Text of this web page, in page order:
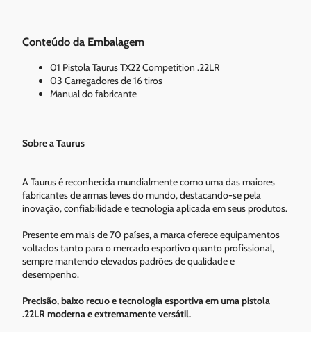
Conteúdo da Embalagem
01 Pistola Taurus TX22 Competition .22LR
03 Carregadores de 16 tiros
Manual do fabricante
Sobre a Taurus
A Taurus é reconhecida mundialmente como uma das maiores
fabricantes de armas leves do mundo, destacando-se pela
inovação, confiabilidade e tecnologia aplicada em seus produtos.
Presente em mais de 70 países, a marca oferece equipamentos
voltados tanto para o mercado esportivo quanto profissional,
sempre mantendo elevados padrões de qualidade e
desempenho.
Precisão, baixo recuo e tecnologia esportiva em uma pistola
.22LR moderna e extremamente versátil.